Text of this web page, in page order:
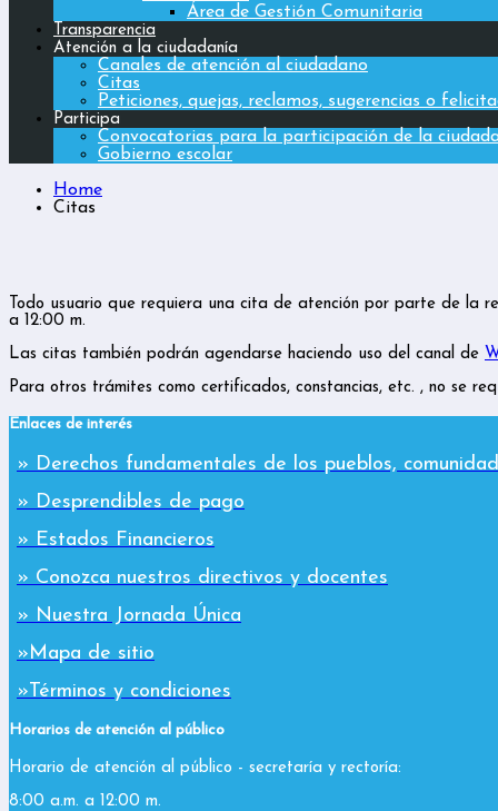
Área de Gestión Comunitaria
Transparencia
Atención a la ciudadanía
Canales de atención al ciudadano
Citas
Peticiones, quejas, reclamos, sugerencias o
Participa
Convocatorias para la participación de la
Gobierno escolar
Home
Citas
Todo usuario que requiera una cita de atención por parte de la
a 12:00 m.
Las citas también podrán agendarse haciendo uso del canal de
Para otros trámites como certificados, constancias, etc. , no se
Enlaces de interés
» Derechos fundamentales de los pueblos,
» Desprendibles de pago
» Estados Financieros
» Conozca nuestros directivos y docentes
» Nuestra Jornada Única
»Mapa de sitio
»Términos y condiciones
Horarios de atención al público
Horario de atención al público - secretaría y rectoría:
8:00 a.m. a 12:00 m.